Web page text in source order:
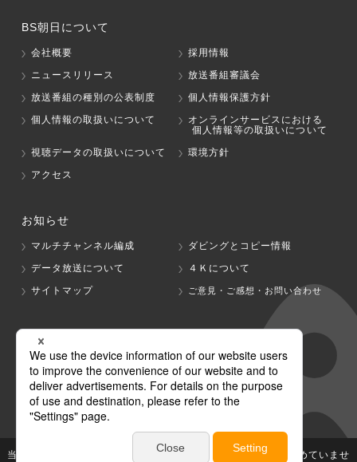
BS朝日について
会社概要
採用情報
ニュースリリース
放送番組審議会
放送番組の種別の公表制度
個人情報保護方針
個人情報の取扱いについて
オンラインサービスにおける
個人情報等の取扱いについて
視聴データの取扱いについて
環境方針
アクセス
お知らせ
マルチチャンネル編成
ダビングとコピー情報
データ放送について
４Ｋについて
サイトマップ
ご意見・ご感想・お問い合わせ
グループ会社
テレビ朝日 テレ朝チャンネル
当社が著作権、著作隣接権を有する放送番組等の無断利用は認めていませ